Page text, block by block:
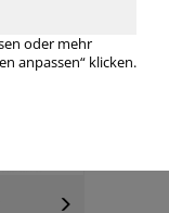
oder mehr
anpassen“ klicken.